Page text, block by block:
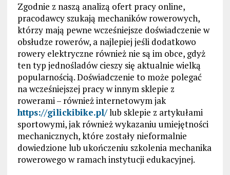
Zgodnie z naszą analizą ofert pracy online,
pracodawcy szukają mechaników rowerowych,
którzy mają pewne wcześniejsze doświadczenie w
obsłudze rowerów, a najlepiej jeśli dodatkowo
rowery elektryczne również nie są im obce, gdyż
ten typ jednośladów cieszy się aktualnie wielką
popularnością. Doświadczenie to może polegać
na wcześniejszej pracy w innym sklepie z
rowerami – również internetowym jak
https://gilickibike.pl/lub sklepie z artykułami
sportowymi, jak również wykazaniu umiejętności
mechanicznych, które zostały nieformalnie
dowiedzione lub ukończeniu szkolenia mechanika
rowerowego w ramach instytucji edukacyjnej.